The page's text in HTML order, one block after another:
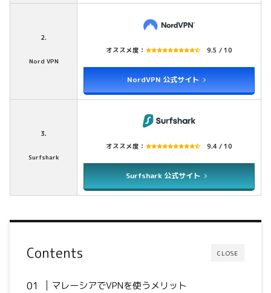
2.
Nord VPN
オススメ度： 9.5 / 10
NordVPN 公式サイト
3.
Surfshark
オススメ度： 9.4 / 10
Surfshark 公式サイト
CLOSE
Contents
マレーシアでVPNを使うメリット